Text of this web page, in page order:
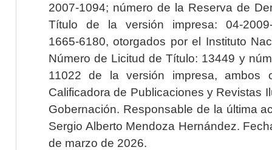
2007-1094; número de la Reserva de
Título de la versión impresa: 04-2009-
1665-6180, otorgados por el Instituto
Número de Licitud de Título: 13449 y
11022 de la versión impresa, ambos
Calificadora de Publicaciones y Revistas
Gobernación. Responsable de la última
Sergio Alberto Mendoza Hernández.
de marzo de 2026.